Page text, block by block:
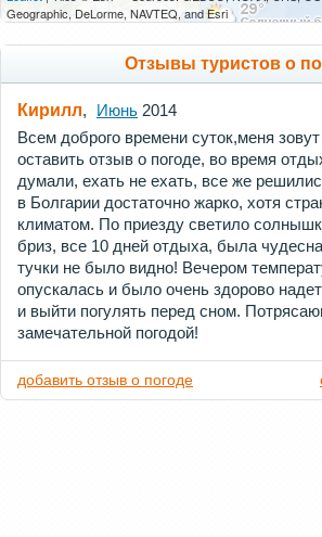
Geographic, DeLorme, NAVTEQ, and Esri
Отзывы туристов о
Кирилл, Июнь 2014
Всем доброго времени суток,меня
оставить отзыв о погоде, во время
думали, ехать не ехать, все же
в Болгарии достаточно жарко, хотя
климатом. По приезду светило
бриз, все 10 дней отдыха, была
тучки не было видно! Вечером
опускалась и было очень здорово
и выйти погулять перед сном.
замечательной погодой!
добавить отзыв о погоде